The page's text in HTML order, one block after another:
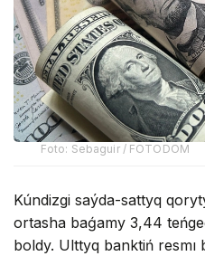
Foto: Sebaguir / FOTODOM
Kúndizgi saýda-sattyq
ortasha baǵamy 3,44
boldy. Ulttyq banktiń